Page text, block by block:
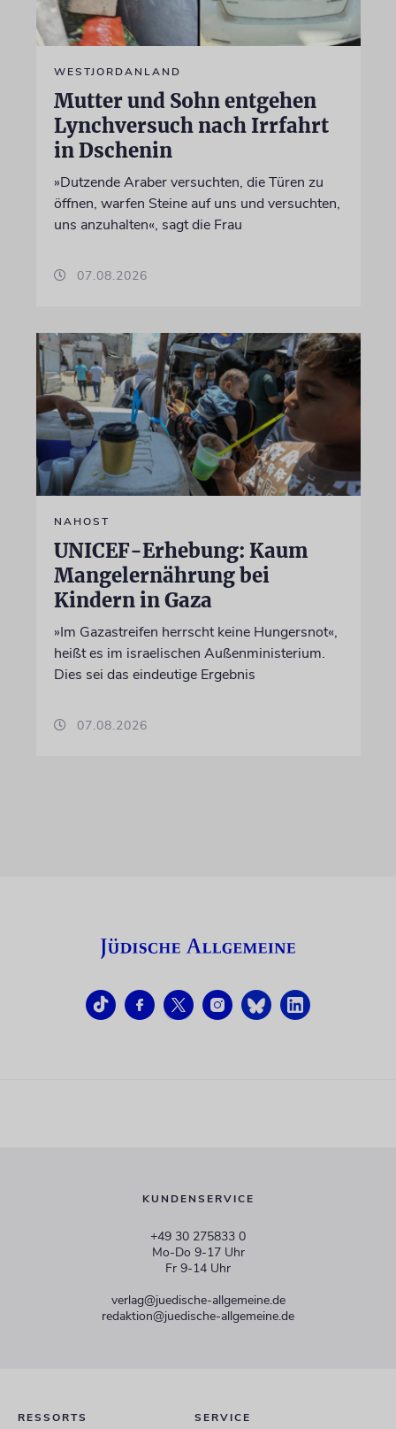
WESTJORDANLAND
Mutter und Sohn entgehen
Lynchversuch nach Irrfahrt
in Dschenin
»Dutzende Araber versuchten, die Türen zu
öffnen, warfen Steine auf uns und versuchten,
uns anzuhalten«, sagt die Frau
07.08.2026
NAHOST
UNICEF-Erhebung: Kaum
Mangelernährung bei
Kindern in Gaza
»Im Gazastreifen herrscht keine Hungersnot«,
heißt es im israelischen Außenministerium.
Dies sei das eindeutige Ergebnis
07.08.2026
KUNDENSERVICE
+49 30 275833 0
Mo-Do 9-17 Uhr
Fr 9-14 Uhr
verlag@juedische-allgemeine.de
redaktion@juedische-allgemeine.de
RESSORTS SERVICE